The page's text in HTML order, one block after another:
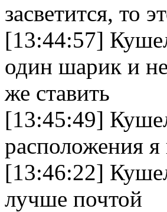
засветится, то
[13:44:57]
один шарик и
же ставить
[13:45:49]
расположения
[13:46:22]
лучше почтой